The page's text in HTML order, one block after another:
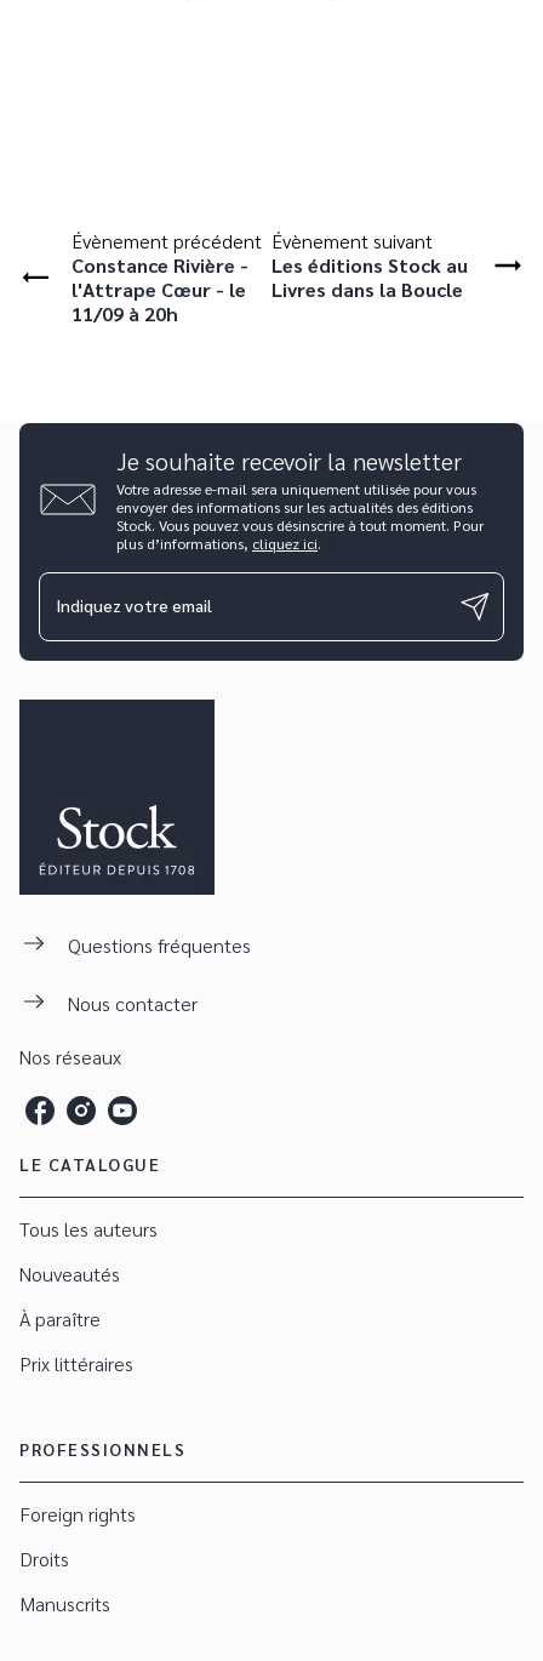
Évènement précédent
Constance Rivière -
l'Attrape Cœur - le
11/09 à 20h
Évènement suivant
Les éditions Stock au
Livres dans la Boucle
Je souhaite recevoir la newsletter
Votre adresse e-mail sera uniquement utilisée pour vous
envoyer des informations sur les actualités des éditions
Stock. Vous pouvez vous désinscrire à tout moment. Pour
plus d’informations, cliquez ici.
Indiquez votre email
Questions fréquentes
Nous contacter
Nos réseaux
LE CATALOGUE
Tous les auteurs
Nouveautés
À paraître
Prix littéraires
PROFESSIONNELS
Foreign rights
Droits
Manuscrits